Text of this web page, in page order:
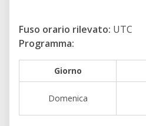
Acqua
Lievito naturale o di
Sale marino
Per il condimento si
Fuso orario rilevato: UTC
Programma:
Giorno
Domenica